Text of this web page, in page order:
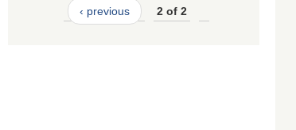
‹ previous 2 of 2